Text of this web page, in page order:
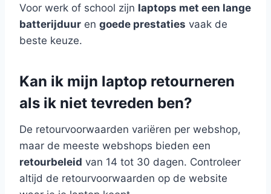
Voor werk of school zijn laptops met een lange
batterijduur en goede prestaties vaak de
beste keuze.
Kan ik mijn laptop retourneren
als ik niet tevreden ben?
De retourvoorwaarden variëren per webshop,
maar de meeste webshops bieden een
retourbeleid van 14 tot 30 dagen. Controleer
altijd de retourvoorwaarden op de website